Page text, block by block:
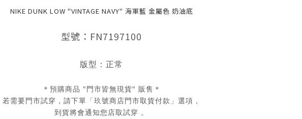
NIKE DUNK LOW "VINTAGE NAVY" 海軍藍 金屬色 奶油底
型號：FN7197100
版型：正常
＊預購商品 "門市皆無現貨" 販售＊
若需要門市試穿，請下單「玖號商店門市取貨付款」選項，
到貨將會通知您店取試穿 。